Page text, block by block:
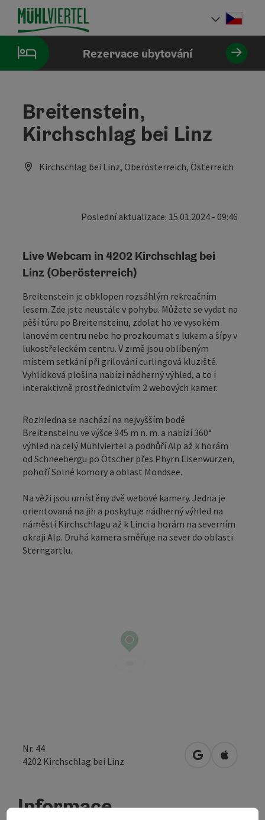
ObsahAccesskey
[0]
NavigaceAccesskey
[1]
Začátek stránky
Volba
Rezervace ubytování
Breitenstein,
Kirchschlag bei Linz
Kirchschlag bei Linz, Oberösterreich, Österreich
Poslední aktualizace: 15.01.2024 - 09:46
Live Webcam in 4202 Kirchschlag bei
Linz (Oberösterreich)
Breitenstein je obklopen rozsáhlým rekreačním
lesem. Zde jste neustále v pohybu. Můžete se vydat na
pěší túru po Breitensteinu, zdolat ho ve vysokém
lanovém centru nebo ho prozkoumat s lukem a šípy v
lukostřeleckém centru. V zimě jsou oblíbeným
místem setkání při grilování curlingová kluziště.
Vyhlídková plošina nabízí nádherný výhled, a to i
interaktivně prostřednictvím 2 webových kamer.
Rozhledna se nachází na nejvyšším bodě
Breitensteinu ve výšce 945 m n. m. a nabízí 360°
výhled na celý Mühlviertel a podhůří Alp až k horám
od Schneebergu po Ötscher přes Phyrn Eisenwurzen,
pohoří Solné komory a oblast Mondsee.
Na věži jsou umístěny dvě webové kamery. Jedna je
orientovaná na jih a poskytuje nádherný výhled na
náměstí Kirchschlagu až k Linci a horám na severním
okraji Alp. Druhá kamera směřuje na sever do oblasti
Sterngartlu.
Nr. 44
4202 Kirchschlag bei Linz Otevřít vOtevřít v
Informace